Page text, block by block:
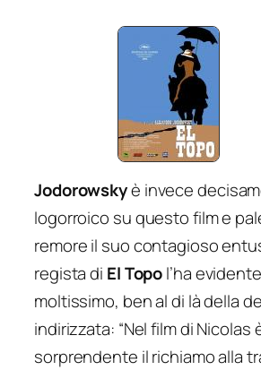
Jodorowskyè invece
logorroico su questo film e
remore il suo contagioso
regista di El Topol’ha
moltissimo, ben al di là della
indirizzata: “Nel film di Nicolas
sorprendente il richiamo alla